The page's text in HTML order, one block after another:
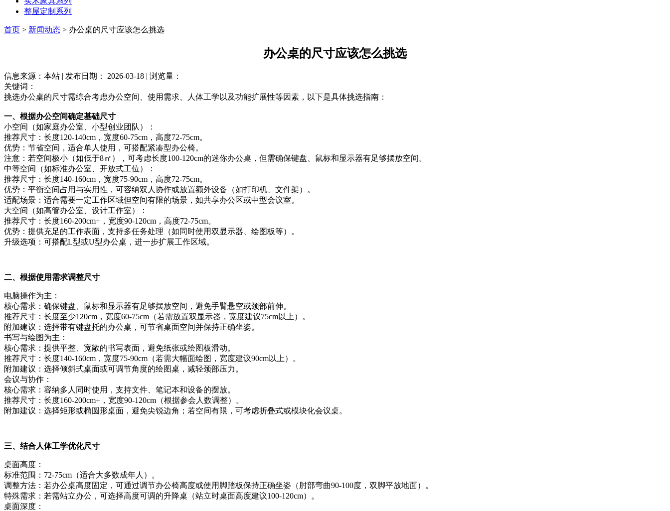
整屋定制系列
首页 > 新闻动态 > 办公桌的尺寸应该怎么挑选
办公桌的尺寸应该怎么挑选
信息来源：本站 | 发布日期： 2026-03-18 | 浏览量：
关键词：
挑选办公桌的尺寸需综合考虑办公空间、使用需求、人体工学以及功能扩展性等因素，以下是具体挑选指南：
一、根据办公空间确定基础尺寸
小空间（如家庭办公室、小型创业团队）：
推荐尺寸：长度120-140cm，宽度60-75cm，高度72-75cm。
优势：节省空间，适合单人使用，可搭配紧凑型办公椅。
注意：若空间极小（如低于8㎡），可考虑长度100-120cm的迷你办公桌，但需确保键盘、鼠标和显示器有足够摆放空间。
中等空间（如标准办公室、开放式工位）：
推荐尺寸：长度140-160cm，宽度75-90cm，高度72-75cm。
优势：平衡空间占用与实用性，可容纳双人协作或放置额外设备（如打印机、文件架）。
适配场景：适合需要一定工作区域但空间有限的场景，如共享办公区或中型会议室。
大空间（如高管办公室、设计工作室）：
推荐尺寸：长度160-200cm+，宽度90-120cm，高度72-75cm。
优势：提供充足的工作表面，支持多任务处理（如同时使用双显示器、绘图板等）。
升级选项：可搭配L型或U型办公桌，进一步扩展工作区域。
二、根据使用需求调整尺寸
电脑操作为主：
核心需求：确保键盘、鼠标和显示器有足够摆放空间，避免手臂悬空或颈部前伸。
推荐尺寸：长度至少120cm，宽度60-75cm（若需放置双显示器，宽度建议75cm以上）。
附加建议：选择带有键盘托的办公桌，可节省桌面空间并保持正确坐姿。
书写与绘图为主：
核心需求：提供平整、宽敞的书写表面，避免纸张或绘图板滑动。
推荐尺寸：长度140-160cm，宽度75-90cm（若需大幅面绘图，宽度建议90cm以上）。
附加建议：选择倾斜式桌面或可调节角度的绘图桌，减轻颈部压力。
会议与协作：
核心需求：容纳多人同时使用，支持文件、笔记本和设备的摆放。
推荐尺寸：长度160-200cm+，宽度90-120cm（根据参会人数调整）。
附加建议：选择矩形或椭圆形桌面，避免尖锐边角；若空间有限，可考虑折叠式或模块化会议桌。
三、结合人体工学优化尺寸
桌面高度：
标准范围：72-75cm（适合大多数成年人）。
调整方法：若办公桌高度固定，可通过调节办公椅高度或使用脚踏板保持正确坐姿（肘部弯曲90-100度，双脚平放地面）。
特殊需求：若需站立办公，可选择高度可调的升降桌（站立时桌面高度建议100-120cm）。
桌面深度：